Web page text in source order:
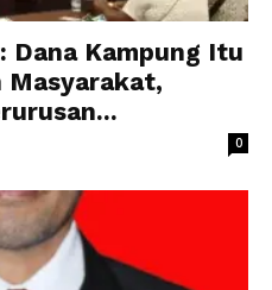
Dana Kampung Itu
0